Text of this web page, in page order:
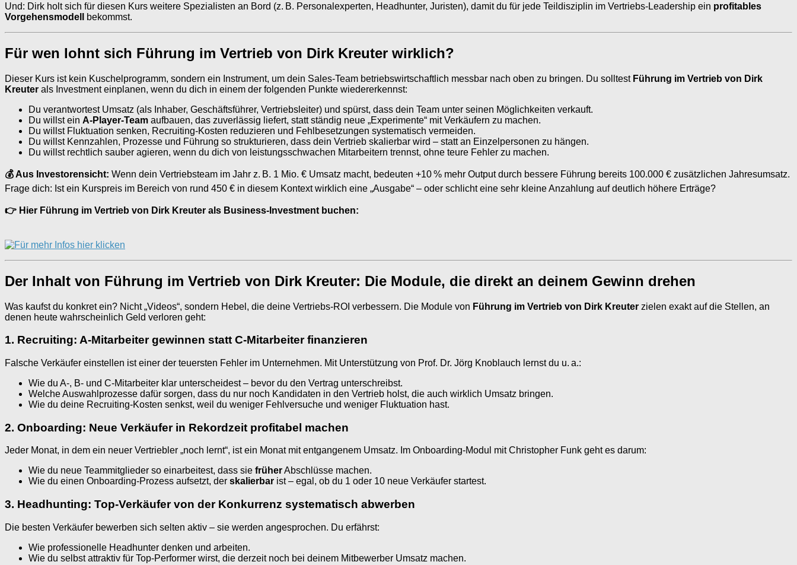
Und: Dirk holt sich für diesen Kurs weitere Spezialisten an Bord (z. B. Personalexperten, Headhunter, Juristen), damit du für jede Teildisziplin im Vertriebs-Leadership ein profitables
Vorgehensmodell
bekommst.
Für wen lohnt sich Führung im Vertrieb von Dirk Kreuter wirklich?
Dieser Kurs ist kein Kuschelprogramm, sondern ein Instrument, um dein Sales-Team betriebswirtschaftlich messbar nach oben zu bringen. Du solltest Führung im Vertrieb von Dirk
Kreuter als Investment einplanen, wenn du dich in einem der folgenden Punkte wiedererkennst:
Du verantwortest Umsatz (als Inhaber, Geschäftsführer, Vertriebsleiter) und spürst, dass dein Team unter seinen Möglichkeiten verkauft.
Du willst ein A-Player-Team aufbauen, das zuverlässig liefert, statt ständig neue „Experimente“ mit Verkäufern zu machen.
Du willst Fluktuation senken, Recruiting-Kosten reduzieren und Fehlbesetzungen systematisch vermeiden.
Du willst Kennzahlen, Prozesse und Führung so strukturieren, dass dein Vertrieb skalierbar wird – statt an Einzelpersonen zu hängen.
Du willst rechtlich sauber agieren, wenn du dich von leistungsschwachen Mitarbeitern trennst, ohne teure Fehler zu machen.
💰 Aus Investorensicht: Wenn dein Vertriebsteam im Jahr z. B. 1 Mio. € Umsatz macht, bedeuten +10 % mehr Output durch bessere Führung bereits 100.000 € zusätzlichen Jahresumsatz.
Frage dich: Ist ein Kurspreis im Bereich von rund 450 € in diesem Kontext wirklich eine „Ausgabe“ – oder schlicht eine sehr kleine Anzahlung auf deutlich höhere Erträge?
👉 Hier Führung im Vertrieb von Dirk Kreuter als Business-Investment buchen:
Der Inhalt von Führung im Vertrieb von Dirk Kreuter: Die Module, die direkt an deinem Gewinn drehen
Was kaufst du konkret ein? Nicht „Videos“, sondern Hebel, die deine Vertriebs-ROI verbessern. Die Module von Führung im Vertrieb von Dirk Kreuter zielen exakt auf die Stellen, an
denen heute wahrscheinlich Geld verloren geht:
1. Recruiting: A-Mitarbeiter gewinnen statt C-Mitarbeiter finanzieren
Falsche Verkäufer einstellen ist einer der teuersten Fehler im Unternehmen. Mit Unterstützung von Prof. Dr. Jörg Knoblauch lernst du u. a.:
Wie du A-, B- und C-Mitarbeiter klar unterscheidest – bevor du den Vertrag unterschreibst.
Welche Auswahlprozesse dafür sorgen, dass du nur noch Kandidaten in den Vertrieb holst, die auch wirklich Umsatz bringen.
Wie du deine Recruiting-Kosten senkst, weil du weniger Fehlversuche und weniger Fluktuation hast.
2. Onboarding: Neue Verkäufer in Rekordzeit profitabel machen
Jeder Monat, in dem ein neuer Vertriebler „noch lernt“, ist ein Monat mit entgangenem Umsatz. Im Onboarding-Modul mit Christopher Funk geht es darum:
Wie du neue Teammitglieder so einarbeitest, dass sie früherAbschlüsse machen.
Wie du einen Onboarding-Prozess aufsetzt, der skalierbar ist – egal, ob du 1 oder 10 neue Verkäufer startest.
3. Headhunting: Top-Verkäufer von der Konkurrenz systematisch abwerben
Die besten Verkäufer bewerben sich selten aktiv – sie werden angesprochen. Du erfährst:
Wie professionelle Headhunter denken und arbeiten.
Wie du selbst attraktiv für Top-Performer wirst, die derzeit noch bei deinem Mitbewerber Umsatz machen.